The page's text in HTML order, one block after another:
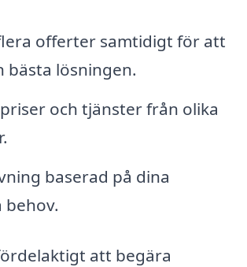
offerter samtidigt för att
bästa lösningen.
och tjänster från olika
baserad på dina
behov.
att begära